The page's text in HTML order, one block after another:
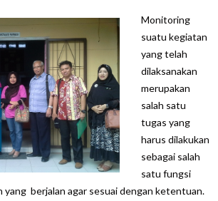
Monitoring
suatu kegiatan
yang telah
dilaksanakan
merupakan
salah satu
tugas yang
harus dilakukan
sebagai salah
satu fungsi
yang berjalan agar sesuai dengan ketentuan.